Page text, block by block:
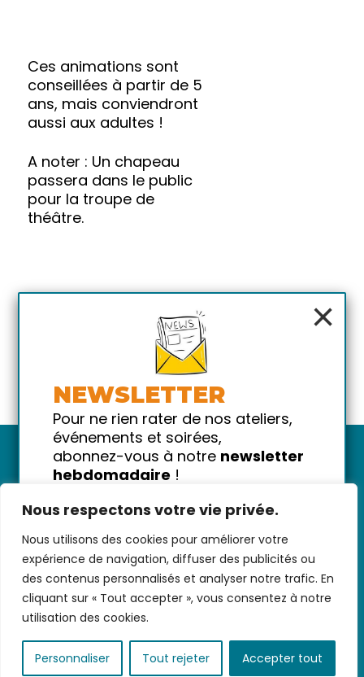
Nous respectons votre vie privée.
Nous utilisons des cookies pour améliorer votre
expérience de navigation, diffuser des publicités ou
des contenus personnalisés et analyser notre trafic. En
cliquant sur « Tout accepter », vous consentez à notre
utilisation des cookies.
Personnaliser Tout rejeter Accepter tout
Ces animations sont
conseillées à partir de 5
ans, mais conviendront
aussi aux adultes !
A noter : Un chapeau
passera dans le public
pour la troupe de
théâtre.
Nous contacter-CGV/CGU-Données
personnelles-Infos pratiques- FAQ
×
NEWSLETTER
Pour ne rien rater de nos ateliers,
événements et soirées,
abonnez-vous à notre newsletter
hebdomadaire !
!
Votre email